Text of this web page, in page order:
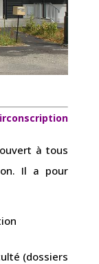
à tous
Il a pour
(dossiers